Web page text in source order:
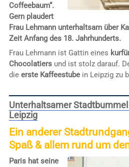
Coffeebaum“.
Gern plaudert
Frau Lehmann unterhaltsam über
Zeit Anfang des 18. Jahrhunderts.
Frau Lehmann ist Gattin eines
Chocolatiersund ist stolz darauf.
die erste Kaffeestubein Leipzig zu
Unterhaltsamer
Leipzig
Ein anderer
Spaß & allem rund um
Paris hat seine